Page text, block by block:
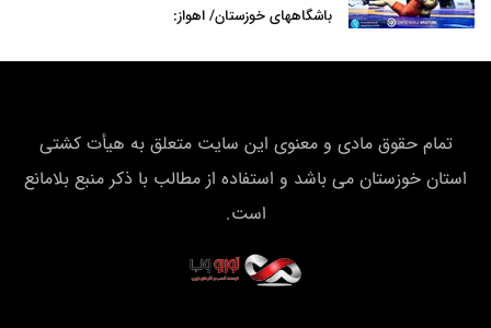
باشگاههای خوزستان/ اهواز:
تمام حقوق مادی و معنوی این سایت متعلق به هیأت كشتی
استان خوزستان می باشد و استفاده از مطالب با ذکر منبع بلامانع
است.